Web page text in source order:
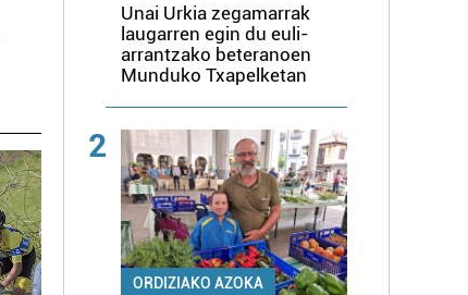
Unai Urkia zegamarrak
laugarren egin du euli-
arrantzako beteranoen
Munduko Txapelketan
2
ORDIZIAKO AZOKA